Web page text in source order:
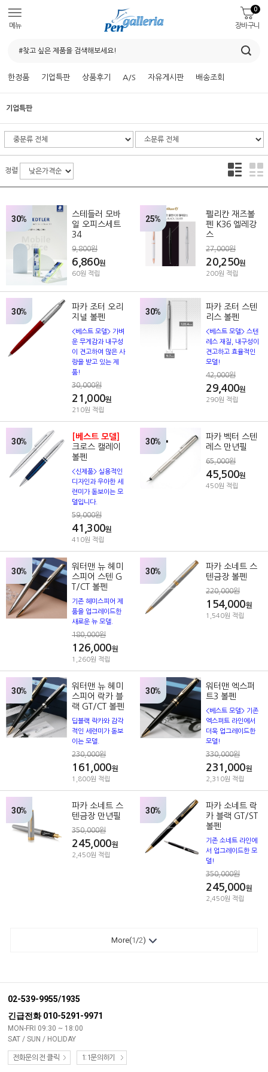
메뉴 장바구니
0
한정품 기업특판 상품후기 A/S 자유게시판 배송조회
기업특판
정렬
30%
스테들러 모바
일 오피스세트
34
9,800원
6,860원
60원 적립
25%
펠리칸 재즈볼
펜 K36 엘레강
스
27,000원
20,250원
200원 적립
30%
파카 조터 오리
지널 볼펜
<베스트 모델> 가벼
운 무게감과 내구성
이 견고하여 많은 사
랑을 받고 있는 제
품!
30,000원
21,000원
210원 적립
30%
파카 조터 스텐
리스 볼펜
<베스트 모델> 스텐
레스 재질, 내구성이
견고하고 효율적인
모델!
42,000원
29,400원
290원 적립
30%
[베스트 모델]
크로스 캘레이
볼펜
<신제품> 실용적인
디자인과 우아한 세
련미가 돋보이는 모
델입니다.
59,000원
41,300원
410원 적립
30%
파카 벡터 스텐
레스 만년필
65,000원
45,500원
450원 적립
30%
워터맨 뉴 헤미
스피어 스텐 G
T/CT 볼펜
기존 헤미스피어 제
품을 업그레이드한
새로운 뉴 모델.
180,000원
126,000원
1,260원 적립
30%
파카 소네트 스
텐금장 볼펜
220,000원
154,000원
1,540원 적립
30%
워터맨 뉴 헤미
스피어 락카 블
랙 GT/CT 볼펜
딥블랙 락카와 감각
적인 세련미가 돋보
이는 모델.
230,000원
161,000원
1,800원 적립
30%
워터맨 엑스퍼
트3 볼펜
<베스트 모델> 기존
엑스퍼트 라인에서
더욱 업그레이드한
모델!
330,000원
231,000원
2,310원 적립
30%
파카 소네트 스
텐금장 만년필
350,000원
245,000원
2,450원 적립
30%
파카 소네트 락
카 블랙 GT/ST
볼펜
기존 소네트 라인에
서 업그레이드한 모
델!
350,000원
245,000원
2,450원 적립
More(1/2)
02-539-9955/1935
긴급전화 010-5291-9971
MON-FRI 09:30 ~ 18:00
SAT / SUN / HOLIDAY
전화문의 전 클릭 1:1문의하기